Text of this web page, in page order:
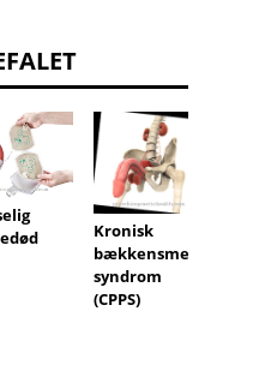
Kronisk
bækkensmert
syndrom
(CPPS)